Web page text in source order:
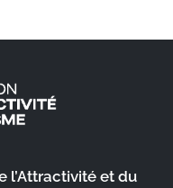
l’Attractivité et du